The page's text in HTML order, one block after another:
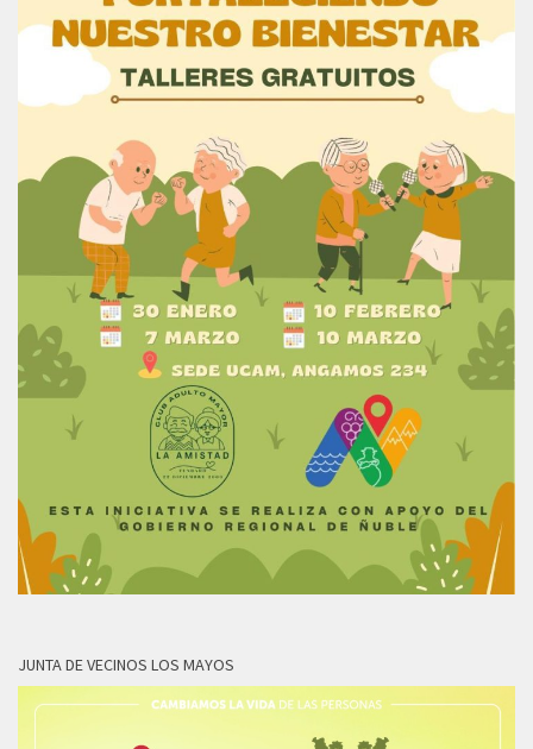
JUNTA DE VECINOS LOS MAYOS